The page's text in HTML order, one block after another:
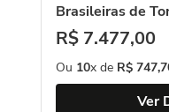
Brasileiras de
R$ 7.477,00
Ou 10x de R$ 747,
Ver